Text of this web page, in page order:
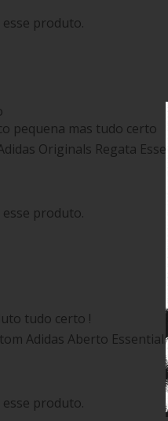
esse produto.
pequena mas tudo certo
Originals Regata
esse produto.
tudo certo !
Adidas Aberto
esse produto.